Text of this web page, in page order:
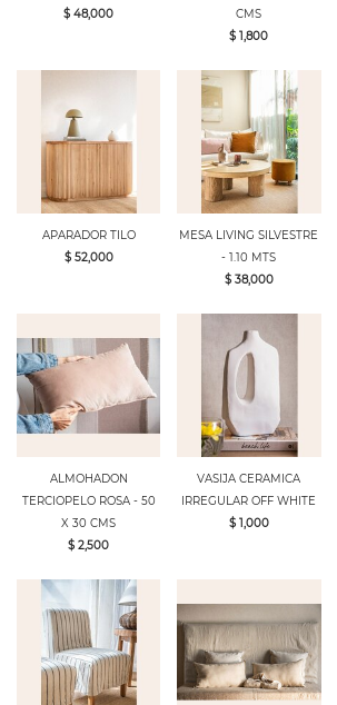
$ 48,000
CMS
$ 1,800
APARADOR TILO
$ 52,000
MESA LIVING SILVESTRE
- 1.10 MTS
$ 38,000
ALMOHADON
TERCIOPELO ROSA - 50
X 30 CMS
$ 2,500
VASIJA CERAMICA
IRREGULAR OFF WHITE
$ 1,000